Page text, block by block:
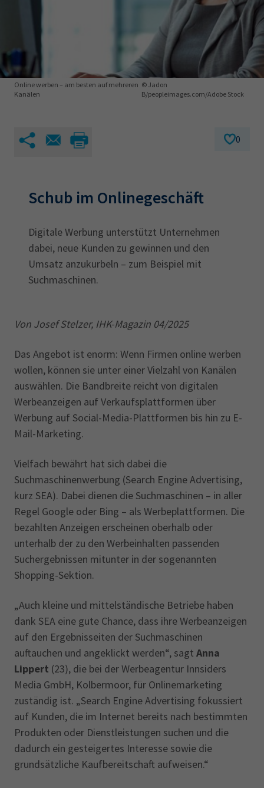
IHK regional
Karriere
EN
Negativerklärung
Berichtsheft
AEVO
34i
Betriebswirt Prüfbericht
Online werben – am besten auf mehreren
Kanälen
© Jadon
B/peopleimages.com/Adobe Stock
0
Schub im Onlinegeschäft
Digitale Werbung unterstützt Unternehmen
dabei, neue Kunden zu gewinnen und den
Umsatz anzukurbeln – zum Beispiel mit
Suchmaschinen.
Von Josef Stelzer, IHK-Magazin 04/2025
Das Angebot ist enorm: Wenn Firmen online werben
wollen, können sie unter einer Vielzahl von Kanälen
auswählen. Die Bandbreite reicht von digitalen
Werbeanzeigen auf Verkaufsplattformen über
Werbung auf Social-Media-Plattformen bis hin zu E-
Mail-Marketing.
Vielfach bewährt hat sich dabei die
Suchmaschinenwerbung (Search Engine Advertising,
kurz SEA). Dabei dienen die Suchmaschinen – in aller
Regel Google oder Bing – als Werbeplattformen. Die
bezahlten Anzeigen erscheinen oberhalb oder
unterhalb der zu den Werbeinhalten passenden
Suchergebnissen mitunter in der sogenannten
Shopping-Sektion.
„Auch kleine und mittelständische Betriebe haben
dank SEA eine gute Chance, dass ihre Werbeanzeigen
auf den Ergebnisseiten der Suchmaschinen
auftauchen und angeklickt werden“, sagt Anna
Lippert (23), die bei der Werbeagentur Innsiders
Media GmbH, Kolbermoor, für Onlinemarketing
zuständig ist. „Search Engine Advertising fokussiert
auf Kunden, die im Internet bereits nach bestimmten
Produkten oder Dienstleistungen suchen und die
dadurch ein gesteigertes Interesse sowie die
grundsätzliche Kaufbereitschaft aufweisen.“